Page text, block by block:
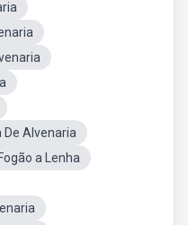
De Alvenaria
a Lenha